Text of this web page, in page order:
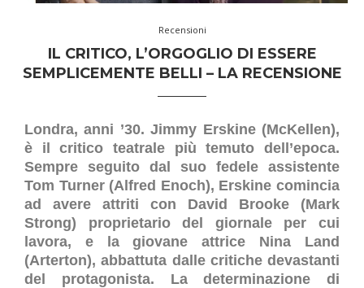
Recensioni
IL CRITICO, L’ORGOGLIO DI ESSERE
SEMPLICEMENTE BELLI – LA RECENSIONE
Londra, anni ’30. Jimmy Erskine (McKellen),
è il critico teatrale più temuto dell’epoca.
Sempre seguito dal suo fedele assistente
Tom Turner (Alfred Enoch), Erskine comincia
ad avere attriti con David Brooke (Mark
Strong) proprietario del giornale per cui
lavora, e la giovane attrice Nina Land
(Arterton), abbattuta dalle critiche devastanti
del protagonista. La determinazione di